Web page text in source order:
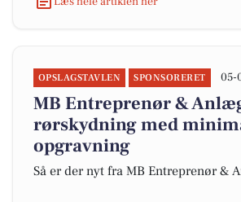
OPSLAGSTAVLEN SPONSORERET 05-
MB Entreprenør &
rørskydning med
opgravning
Så er der nyt fra MB Entreprenør &